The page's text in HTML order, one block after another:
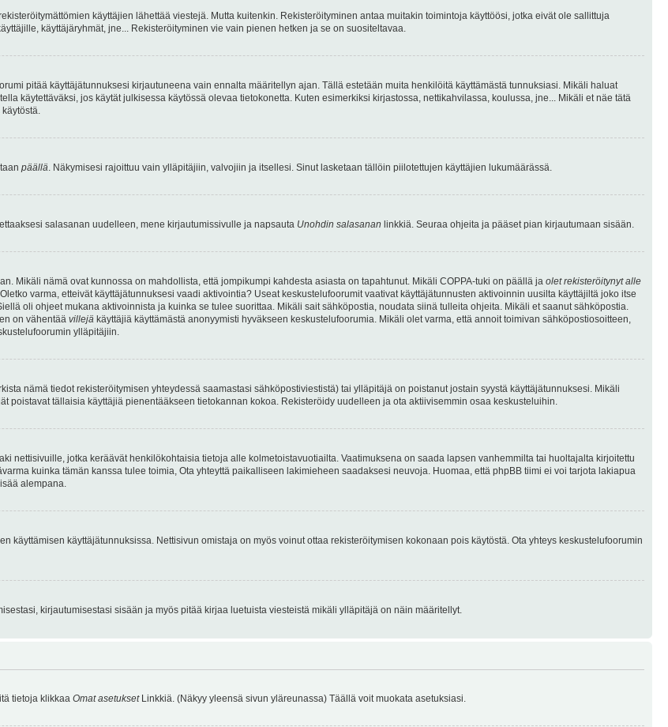
käyttäjien lähettää viestejä. Mutta kuitenkin. Rekisteröityminen antaa muitakin toimintoja käyttöösi, jotka eivät ole sallittuja
käyttäjäryhmät, jne... Rekisteröityminen vie vain pienen hetken ja se on suositeltavaa.
pitää käyttäjätunnuksesi kirjautuneena vain ennalta määritellyn ajan. Tällä estetään muita henkilöitä käyttämästä tunnuksiasi. Mikäli haluat
käytettäväksi, jos käytät julkisessa käytössä olevaa tietokonetta. Kuten esimerkiksi kirjastossa, nettikahvilassa, koulussa, jne... Mikäli et näe tätä
päällä. Näkymisesi rajoittuu vain ylläpitäjiin, valvojiin ja itsellesi. Sinut lasketaan tällöin piilotettujen käyttäjien lukumäärässä.
salasanan uudelleen, mene kirjautumissivulle ja napsauta Unohdin salasanan linkkiä. Seuraa ohjeita ja pääset pian kirjautumaan sisään.
Mikäli nämä ovat kunnossa on mahdollista, että jompikumpi kahdesta asiasta on tapahtunut. Mikäli COPPA-tuki on päällä ja olet rekisteröitynyt alle
varma, etteivät käyttäjätunnuksesi vaadi aktivointia? Useat keskustelufoorumit vaativat käyttäjätunnusten aktivoinnin uusilta käyttäjiltä joko itse
oli ohjeet mukana aktivoinnista ja kuinka se tulee suorittaa. Mikäli sait sähköpostia, noudata siinä tulleita ohjeita. Mikäli et saanut sähköpostia.
on vähentää villejä käyttäjiä käyttämästä anonyymisti hyväkseen keskustelufoorumia. Mikäli olet varma, että annoit toimivan sähköpostiosoitteen,
ylläpitäjiin.
nämä tiedot rekisteröitymisen yhteydessä saamastasi sähköpostiviestistä) tai ylläpitäjä on poistanut jostain syystä käyttäjätunnuksesi. Mikäli
poistavat tällaisia käyttäjiä pienentääkseen tietokannan kokoa. Rekisteröidy uudelleen ja ota aktiivisemmin osaa keskusteluihin.
nettisivuille, jotka keräävät henkilökohtaisia tietoja alle kolmetoistavuotiailta. Vaatimuksena on saada lapsen vanhemmilta tai huoltajalta kirjoitettu
kuinka tämän kanssa tulee toimia, Ota yhteyttä paikalliseen lakimieheen saadaksesi neuvoja. Huomaa, että phpBB tiimi ei voi tarjota lakiapua
alempana.
käyttämisen käyttäjätunnuksissa. Nettisivun omistaja on myös voinut ottaa rekisteröitymisen kokonaan pois käytöstä. Ota yhteys keskustelufoorumin
kirjautumisestasi sisään ja myös pitää kirjaa luetuista viesteistä mikäli ylläpitäjä on näin määritellyt.
tietoja klikkaa Omat asetuksetLinkkiä. (Näkyy yleensä sivun yläreunassa) Täällä voit muokata asetuksiasi.